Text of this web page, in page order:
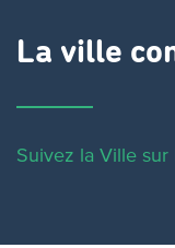
La ville
Suivez la Ville sur